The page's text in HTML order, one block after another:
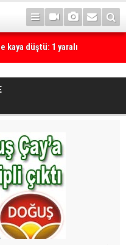
kaya düştü: 1 yaralı